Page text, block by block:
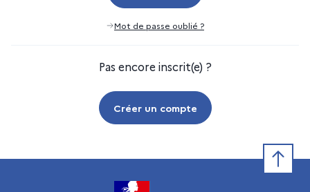
Mot de passe oublié ?
Pas encore inscrit(e) ?
Créer un compte